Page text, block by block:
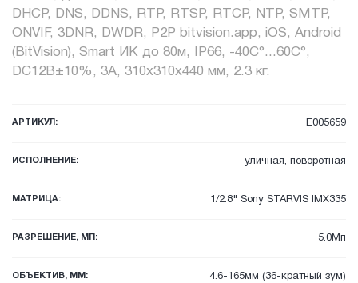
DHCP, DNS, DDNS, RTP, RTSP, RTCP, NTP, SMTP,
ONVIF, 3DNR, DWDR, P2P bitvision.app, iOS, Android
(BitVision), Smart ИК до 80м, IP66, -40C°...60C°,
DC12В±10%, 3A, 310х310х440 мм, 2.3 кг.
АРТИКУЛ: E005659
ИСПОЛНЕНИЕ: уличная, поворотная
МАТРИЦА: 1/2.8" Sony STARVIS IMX335
РАЗРЕШЕНИЕ, МП: 5.0Мп
ОБЪЕКТИВ, ММ: 4.6-165мм (36-кратный зум)